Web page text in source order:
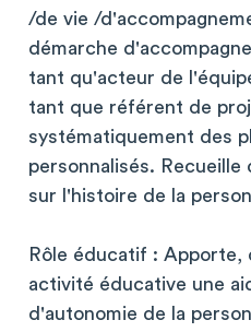
/de vie /
démarche
tant qu'acteur de
tant que référent de
systématiquement des
personnalisés. Recueille
sur l'histoire de la
Rôle éducatif : Apporte,
activité éducative une
d'autonomie de la